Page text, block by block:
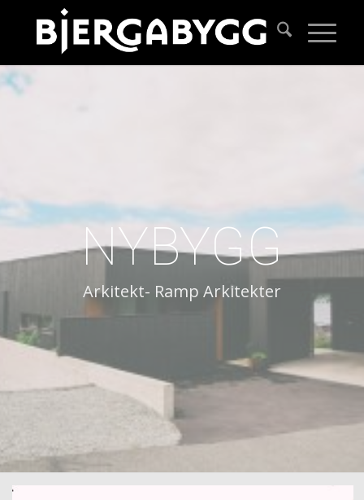
NYBYGG
Arkitekt- Ramp Arkitekter